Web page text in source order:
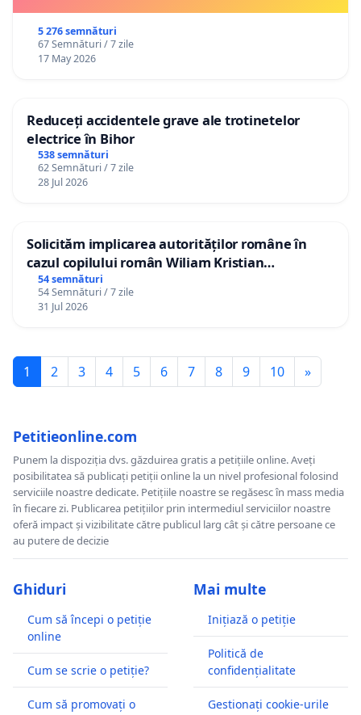
5 276 semnături
67 Semnături / 7 zile
17 May 2026
Reduceți accidentele grave ale trotinetelor
electrice în Bihor
538 semnături
62 Semnături / 7 zile
28 Jul 2026
Solicităm implicarea autorităților române în
cazul copilului român Wiliam Kristian
Gheorghe, aflat în plasament în Danemarca de
12 ani
54 semnături
54 Semnături / 7 zile
31 Jul 2026
1 2 3 4 5 6 7 8 9 10 »
Petitieonline.com
Punem la dispoziția dvs. găzduirea gratis a petițiile online. Aveți
posibilitatea să publicați petiții online la un nivel profesional folosind
serviciile noastre dedicate. Petițiile noastre se regăsesc în mass media
în fiecare zi. Publicarea petițiilor prin intermediul serviciilor noastre
oferă impact și vizibilitate către publicul larg cât și către persoane ce
au putere de decizie
Ghiduri
Cum să începi o petiție
online
Cum se scrie o petiție?
Cum să promovați o
Mai multe
Inițiază o petiție
Politică de
confidențialitate
Gestionați cookie-urile